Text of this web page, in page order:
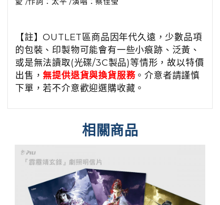
【註】OUTLET區商品因年代久遠，少數品項
的包裝、印製物可能會有一些小痕跡、泛黃、
或是無法讀取(光碟/3C製品)等情形，故以特價
出售，無提供退貨與換貨服務。介意者請謹慎
下單，若不介意歡迎選購收藏。
相關商品